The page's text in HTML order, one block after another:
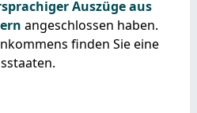
Auszüge aus
angeschlossen haben.
finden Sie eine